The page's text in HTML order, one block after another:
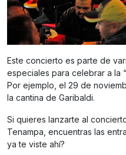
Este concierto es parte de
especiales para celebrar a la
Por ejemplo, el 29 de
la cantina de Garibaldi.
Si quieres lanzarte al
Tenampa, encuentras las
ya te viste ahí?